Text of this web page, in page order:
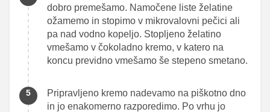
dobro premešamo. Namočene liste želatine
ožamemo in stopimo v mikrovalovni pečici ali
pa nad vodno kopeljo. Stopljeno želatino
vmešamo v čokoladno kremo, v katero na
koncu previdno vmešamo še stepeno smetano.
Pripravljeno kremo nadevamo na piškotno dno
in jo enakomerno razporedimo. Po vrhu jo